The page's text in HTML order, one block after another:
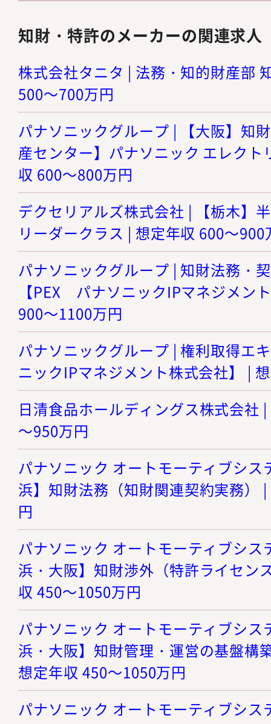
知財・特許のメーカーの関連求人
株式会社タニタ | 法務・知的財産部
500～700万円
パナソニックグループ | 【大阪】知
産センター】パナソニック エレクト
収 600～800万円
デクセリアルズ株式会社 | 【栃木】
リーダークラス | 想定年収 600～900
パナソニックグループ | 知財法務・
【PEX パナソニックIPマネジメン
900～1100万円
パナソニックグループ | 権利取得エ
ニックIPマネジメント株式会社】 |
日清食品ホールディングス株式会社
～950万円
パナソニック オートモーティブシス
浜】知財法務（知財関連契約実務）
円
パナソニック オートモーティブシス
浜・大阪】知財渉外（特許ライセン
収 450～1050万円
パナソニック オートモーティブシス
浜・大阪】知財管理・運営の基盤構
想定年収 450～1050万円
パナソニック オートモーティブシス